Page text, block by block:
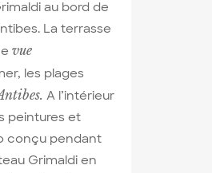
au bord de
La terrasse
vue
les plages
. A l’intérieur
peintures et
conçu pendant
Grimaldi en